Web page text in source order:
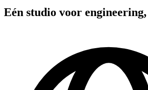
Eén studio voor